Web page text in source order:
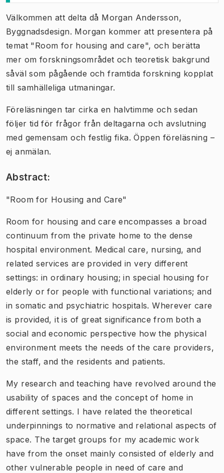
Välkommen att delta då Morgan Andersson,
Byggnadsdesign. Morgan kommer att presentera på
temat "Room for housing and care", och berätta
mer om forskningsområdet och teoretisk bakgrund
såväl som pågående och framtida forskning kopplat
till samhälleliga utmaningar.
Föreläsningen tar cirka en halvtimme och sedan
följer tid för frågor från deltagarna och avslutning
med gemensam och festlig fika. Öppen föreläsning –
ej anmälan.
Abstract:
"Room for Housing and Care"
Room for housing and care encompasses a broad
continuum from the private home to the dense
hospital environment. Medical care, nursing, and
related services are provided in very different
settings: in ordinary housing; in special housing for
elderly or for people with functional variations; and
in somatic and psychiatric hospitals. Wherever care
is provided, it is of great significance from both a
social and economic perspective how the physical
environment meets the needs of the care providers,
the staff, and the residents and patients.
My research and teaching have revolved around the
usability of spaces and the concept of home in
different settings. I have related the theoretical
underpinnings to normative and relational aspects of
space. The target groups for my academic work
have from the onset mainly consisted of elderly and
other vulnerable people in need of care and